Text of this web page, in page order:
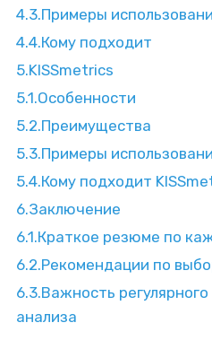
4.3.Примеры
4.4.Кому подходит
5.KISSmetrics
5.1.Особенности
5.2.Преимущества
5.3.Примеры
5.4.Кому подходит
6.Заключение
6.1.Краткое резюме по
6.2.Рекомендации по
6.3.Важность
анализа